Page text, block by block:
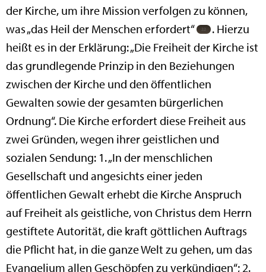
der Kirche, um ihre Mission verfolgen zu können,
was „das Heil der Menschen erfordert“
. Hierzu
heißt es in der Erklärung: „Die Freiheit der Kirche ist
das grundlegende Prinzip in den Beziehungen
zwischen der Kirche und den öffentlichen
Gewalten sowie der gesamten bürgerlichen
Ordnung“. Die Kirche erfordert diese Freiheit aus
zwei Gründen, wegen ihrer geistlichen und
sozialen Sendung: 1. „In der menschlichen
Gesellschaft und angesichts einer jeden
öffentlichen Gewalt erhebt die Kirche Anspruch
auf Freiheit als geistliche, von Christus dem Herrn
gestiftete Autorität, die kraft göttlichen Auftrags
die Pflicht hat, in die ganze Welt zu gehen, um das
Evangelium allen Geschöpfen zu verkündigen“; 2.